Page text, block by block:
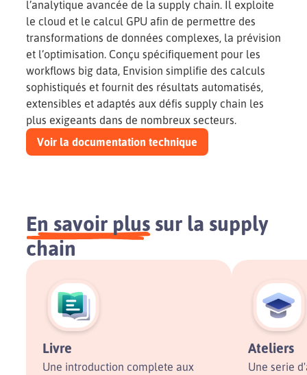
l’analytique avancée de la supply chain. Il exploite
le cloud et le calcul GPU afin de permettre des
transformations de données complexes, la prévision
et l’optimisation. Conçu spécifiquement pour les
workflows big data, Envision simplifie des calculs
sophistiqués et fournit des résultats automatisés,
extensibles et adaptés aux défis supply chain les
plus exigeants dans de nombreux secteurs.
Voir la documentation technique
En savoir plus sur la supply
chain
Livre
Une introduction complete aux
Ateliers
Une serie